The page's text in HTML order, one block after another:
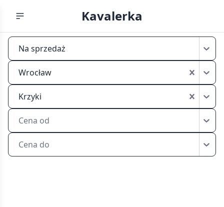
Kavalerka
Mikrokawalerki
sprzedaż
Krzyki
Na sprzedaż
Wrocław
Krzyki
Cena od
Cena do